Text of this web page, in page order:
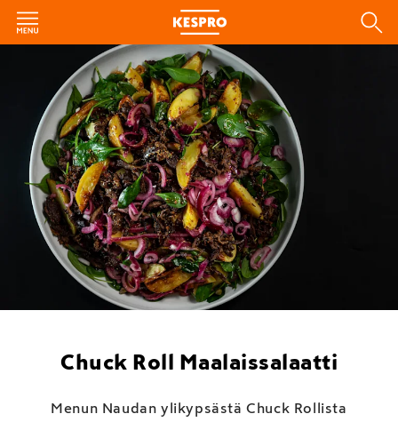
Chuck Roll Maalaissalaatti
Menun Naudan ylikypsästä Chuck Rollista